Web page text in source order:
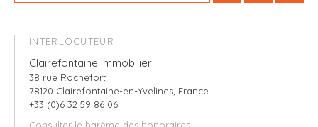
INTERLOCUTEUR
Clairefontaine Immobilier
38 rue Rochefort
78120 Clairefontaine-en-Yvelines, France
+33 (0)6 32 59 86 06